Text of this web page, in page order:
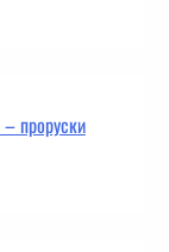
проруски